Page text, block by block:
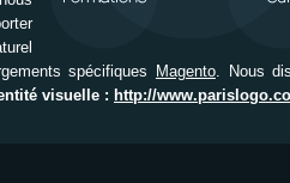
spécifiques Magento. Nous
visuelle : http://